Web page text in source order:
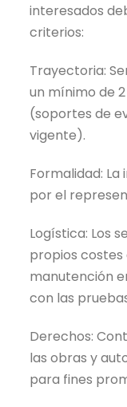
interesados
criterios:
Trayectoria:
un mínimo de
(soportes de
vigente).
Formalidad:
por el
Logística: Los
propios costes
manutención
con las
Derechos:
las obras y
para fines